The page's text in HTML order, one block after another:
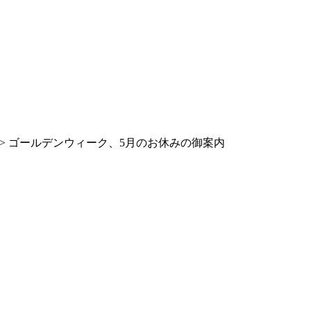
ゴールデンウィーク、5月のお休みの御案内